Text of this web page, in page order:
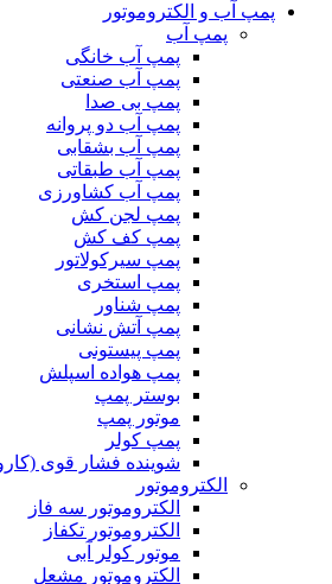
پمپ آب و الکتروموتور
پمپ آب
پمپ آب خانگی
پمپ آب صنعتی
پمپ بی صدا
پمپ آب دو پروانه
پمپ آب بشقابی
پمپ آب طبقاتی
پمپ آب کشاورزی
پمپ لجن کش
پمپ کف کش
پمپ سیرکولاتور
پمپ استخری
پمپ شناور
پمپ آتش نشانی
پمپ پیستونی
پمپ هواده اسپلش
بوستر پمپ
موتور پمپ
پمپ کولر
شوینده فشار قوی
الکتروموتور
الکتروموتور سه فاز
الکتروموتور تکفاز
موتور کولر آبی
الکتروموتور مشعل